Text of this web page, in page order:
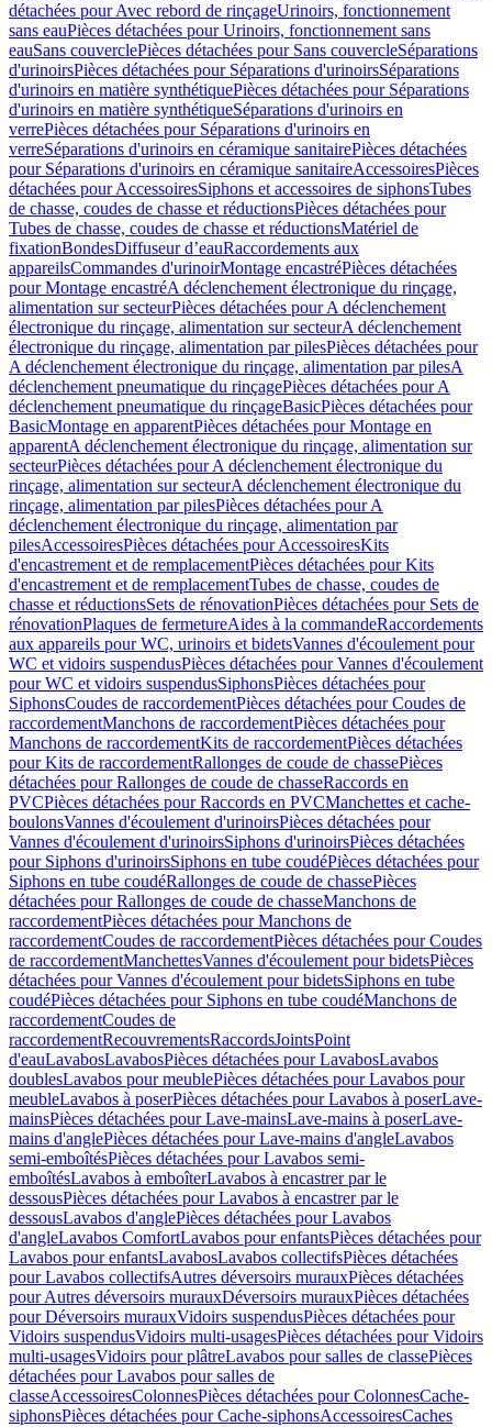
détachées pour Avec rebord de rinçageUrinoirs, fonctionnement
sans eauPièces détachées pour Urinoirs, fonctionnement sans
eauSans couverclePièces détachées pour Sans couvercleSéparations
d'urinoirsPièces détachées pour Séparations d'urinoirsSéparations
d'urinoirs en matière synthétiquePièces détachées pour Séparations
d'urinoirs en matière synthétiqueSéparations d'urinoirs en
verrePièces détachées pour Séparations d'urinoirs en
verreSéparations d'urinoirs en céramique sanitairePièces détachées
pour Séparations d'urinoirs en céramique sanitaireAccessoiresPièces
détachées pour AccessoiresSiphons et accessoires de siphonsTubes
de chasse, coudes de chasse et réductionsPièces détachées pour
Tubes de chasse, coudes de chasse et réductionsMatériel de
fixationBondesDiffuseur d’eauRaccordements aux
appareilsCommandes d'urinoirMontage encastréPièces détachées
pour Montage encastréA déclenchement électronique du rinçage,
alimentation sur secteurPièces détachées pour A déclenchement
électronique du rinçage, alimentation sur secteurA déclenchement
électronique du rinçage, alimentation par pilesPièces détachées pour
A déclenchement électronique du rinçage, alimentation par pilesA
déclenchement pneumatique du rinçagePièces détachées pour A
déclenchement pneumatique du rinçageBasicPièces détachées pour
BasicMontage en apparentPièces détachées pour Montage en
apparentA déclenchement électronique du rinçage, alimentation sur
secteurPièces détachées pour A déclenchement électronique du
rinçage, alimentation sur secteurA déclenchement électronique du
rinçage, alimentation par pilesPièces détachées pour A
déclenchement électronique du rinçage, alimentation par
pilesAccessoiresPièces détachées pour AccessoiresKits
d'encastrement et de remplacementPièces détachées pour Kits
d'encastrement et de remplacementTubes de chasse, coudes de
chasse et réductionsSets de rénovationPièces détachées pour Sets de
rénovationPlaques de fermetureAides à la commandeRaccordements
aux appareils pour WC, urinoirs et bidetsVannes d'écoulement pour
WC et vidoirs suspendusPièces détachées pour Vannes d'écoulement
pour WC et vidoirs suspendusSiphonsPièces détachées pour
SiphonsCoudes de raccordementPièces détachées pour Coudes de
raccordementManchons de raccordementPièces détachées pour
Manchons de raccordementKits de raccordementPièces détachées
pour Kits de raccordementRallonges de coude de chassePièces
détachées pour Rallonges de coude de chasseRaccords en
PVCPièces détachées pour Raccords en PVCManchettes et cache-
boulonsVannes d'écoulement d'urinoirsPièces détachées pour
Vannes d'écoulement d'urinoirsSiphons d'urinoirsPièces détachées
pour Siphons d'urinoirsSiphons en tube coudéPièces détachées pour
Siphons en tube coudéRallonges de coude de chassePièces
détachées pour Rallonges de coude de chasseManchons de
raccordementPièces détachées pour Manchons de
raccordementCoudes de raccordementPièces détachées pour Coudes
de raccordementManchettesVannes d'écoulement pour bidetsPièces
détachées pour Vannes d'écoulement pour bidetsSiphons en tube
coudéPièces détachées pour Siphons en tube coudéManchons de
raccordementCoudes de
raccordementRecouvrementsRaccordsJointsPoint
d'eauLavabosLavabosPièces détachées pour LavabosLavabos
doublesLavabos pour meublePièces détachées pour Lavabos pour
meubleLavabos à poserPièces détachées pour Lavabos à poserLave-
mainsPièces détachées pour Lave-mainsLave-mains à poserLave-
mains d'anglePièces détachées pour Lave-mains d'angleLavabos
semi-emboîtésPièces détachées pour Lavabos semi-
emboîtésLavabos à emboîterLavabos à encastrer par le
dessousPièces détachées pour Lavabos à encastrer par le
dessousLavabos d'anglePièces détachées pour Lavabos
d'angleLavabos ComfortLavabos pour enfantsPièces détachées pour
Lavabos pour enfantsLavabosLavabos collectifsPièces détachées
pour Lavabos collectifsAutres déversoirs murauxPièces détachées
pour Autres déversoirs murauxDéversoirs murauxPièces détachées
pour Déversoirs murauxVidoirs suspendusPièces détachées pour
Vidoirs suspendusVidoirs multi-usagesPièces détachées pour Vidoirs
multi-usagesVidoirs pour plâtreLavabos pour salles de classePièces
détachées pour Lavabos pour salles de
classeAccessoiresColonnesPièces détachées pour ColonnesCache-
siphonsPièces détachées pour Cache-siphonsAccessoiresCaches